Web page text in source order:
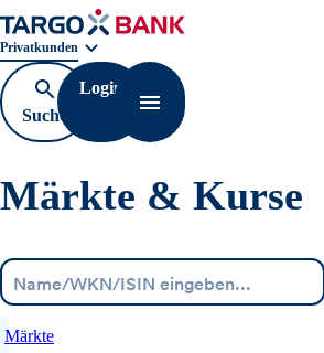
Geschäftsbereichnavigation. Aktuelle Auswahl:
Privatkunden
Suche
öffnen
Login
Navigation öffnen
Märkte & Kurse
Märkte